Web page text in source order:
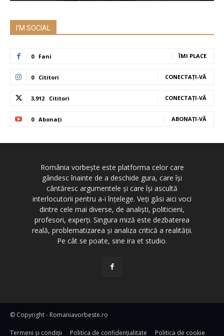
I'M SOCIAL
0 Fani ÎMI PLACE
0 Cititori CONECTAȚI-VĂ
3,912 Cititori CONECTAȚI-VĂ
0 Abonați ABONAȚI-VĂ
România vorbește este platforma celor care
gândesc înainte de a deschide gura, care își
cântăresc argumentele și care își ascultă
interlocutorii pentru a-i înțelege. Veți găsi aici voci
dintre cele mai diverse, de analiști, politicieni,
profesori, experți. Singura miză este dezbaterea
reală, problematizarea și analiza critică a realității.
Pe cât se poate, sine ira et studio.
© Copyright - Romaniavorbeste.ro
Termeni și condiţii Politica de confidențialitate Politica de cookie